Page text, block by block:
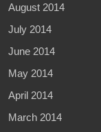
August 2014
July 2014
June 2014
May 2014
April 2014
March 2014